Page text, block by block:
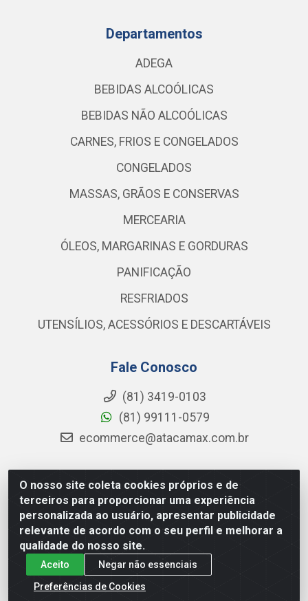
O nosso site coleta cookies próprios e de
terceiros para proporcionar uma experiência
personalizada ao usuário, apresentar publicidade
relevante de acordo com o seu perfil e melhorar a
qualidade do nosso site.
Aceito
Negar não essenciais
Preferências de Cookies
Departamentos
ADEGA
BEBIDAS ALCOÓLICAS
BEBIDAS NÃO ALCOÓLICAS
CARNES, FRIOS E CONGELADOS
CONGELADOS
MASSAS, GRÃOS E CONSERVAS
MERCEARIA
ÓLEOS, MARGARINAS E GORDURAS
PANIFICAÇÃO
RESFRIADOS
UTENSÍLIOS, ACESSÓRIOS E DESCARTÁVEIS
Fale Conosco
(81) 3419-0103
(81) 99111-0579
ecommerce@atacamax.com.br
Atacamax Importadora de Alimentos LTDA - RODOVIA BR-
101 - SUL, KM 79,60 GP E GALPAO:D - Muribeca, Jaboatão dos
Guararapes - PE, 54355-010 - CNPJ 08.305.623/0001-84